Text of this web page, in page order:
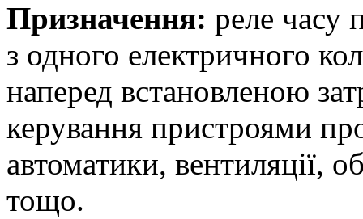
Призначення: реле часу
з одного електричного
наперед встановленою
керування пристроями
автоматики, вентиляції,
тощо.